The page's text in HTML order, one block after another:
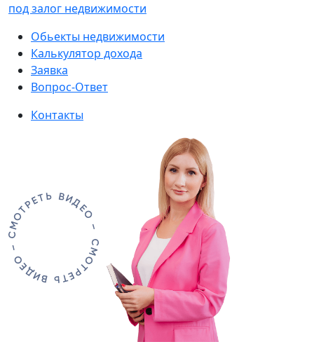
под залог недвижимости
Обьекты недвижимости
Калькулятор дохода
Заявка
Вопрос-Ответ
Контакты